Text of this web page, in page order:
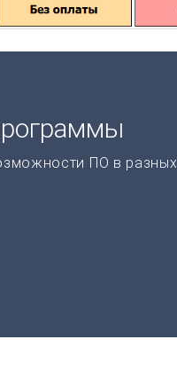
ПО в разных